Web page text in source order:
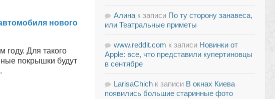
нового
году. Для такого
покрышки будут
Алина к записи По ту сторону занавеса,
или Театральные приметы
www.reddit.com к записи Новинки от
Apple: все, что представили купертиновцы
в сентябре
LarisaChich к записи В окнах Киева
появились большие старинные фото